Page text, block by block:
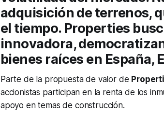
adquisición de terrenos,
el tiempo. Properties
innovadora,
bienes raíces en España,
Parte de la propuesta de valor de
accionistas participan en la renta de los
apoyo en temas de construcción.